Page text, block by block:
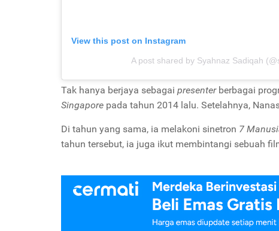
View this post on Instagram
A post shared by Syahnaz Sadiqah
Tak hanya berjaya sebagai presenterberbagai
Singapore pada tahun 2014 lalu. Setelahnya,
Di tahun yang sama, ia melakoni sinetron 7
tahun tersebut, ia juga ikut membintangi sebuah